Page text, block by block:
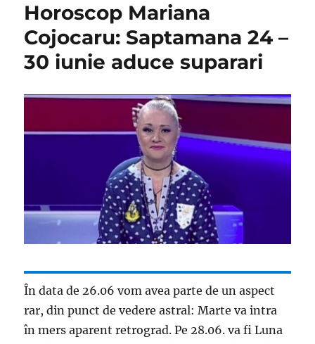
Horoscop Mariana
Cojocaru: Saptamana 24 –
30 iunie aduce suparari
În data de 26.06 vom avea parte de un aspect
rar, din punct de vedere astral: Marte va intra
în mers aparent retrograd. Pe 28.06. va fi Luna